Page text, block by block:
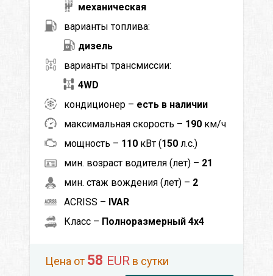
механическая
варианты топлива:
дизель
варианты трансмиссии:
4WD
кондиционер – есть в наличии
максимальная скорость – 190 км/ч
мощность – 110 кВт (150 л.с.)
мин. возраст водителя (лет) – 21
мин. стаж вождения (лет) – 2
ACRISS – IVAR
Класс – Полноразмерный 4x4
Цена от 58 EUR в сутки